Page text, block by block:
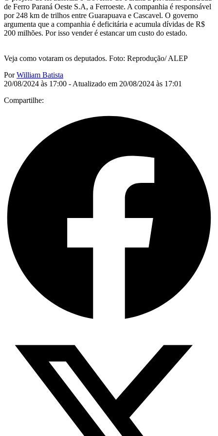
de Ferro Paraná Oeste S.A, a Ferroeste. A companhia é responsável
por 248 km de trilhos entre Guarapuava e Cascavel. O governo
argumenta que a companhia é deficitária e acumula dívidas de R$
200 milhões. Por isso vender é estancar um custo do estado.
Veja como votaram os deputados. Foto: Reprodução/ ALEP
PorWilliam Batista
20/08/2024 às 17:00 - Atualizado em 20/08/2024 às 17:01
Compartilhe: